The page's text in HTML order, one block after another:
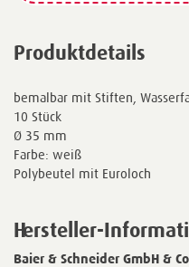
Produktdetails
bemalbar mit Stiften,
10 Stück
Ø 35 mm
Farbe: weiß
Polybeutel mit Euroloch
Hersteller-
Baier & Schneider GmbH &